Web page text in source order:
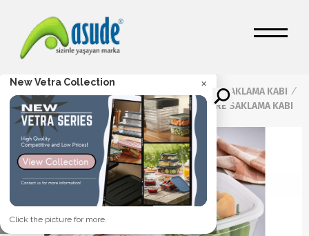
New Vetra Collection ×
Click the picture for more.
GIDA SAKLAMA KABI /
Maya Saklama Kapları / 2,4 LT MAYA KARE SAKLAMA KABI